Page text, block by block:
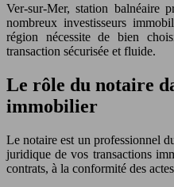
Ver-sur-Mer, station balnéaire
nombreux investisseurs
région nécessite de bien
transaction sécurisée et fluide.
Le rôle du notaire
immobilier
Le notaire est un professionnel
juridique de vos transactions
contrats, à la conformité des